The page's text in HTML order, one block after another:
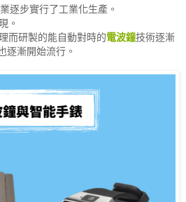
逐步實行了工業化生產。
。
而研製的能自動對時的電波鐘技術逐漸
逐漸開始流行。